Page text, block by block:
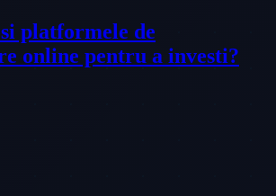
platformele de
online pentru a investi?